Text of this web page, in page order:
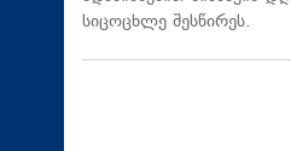
სიცოცხლე შესწირეს.